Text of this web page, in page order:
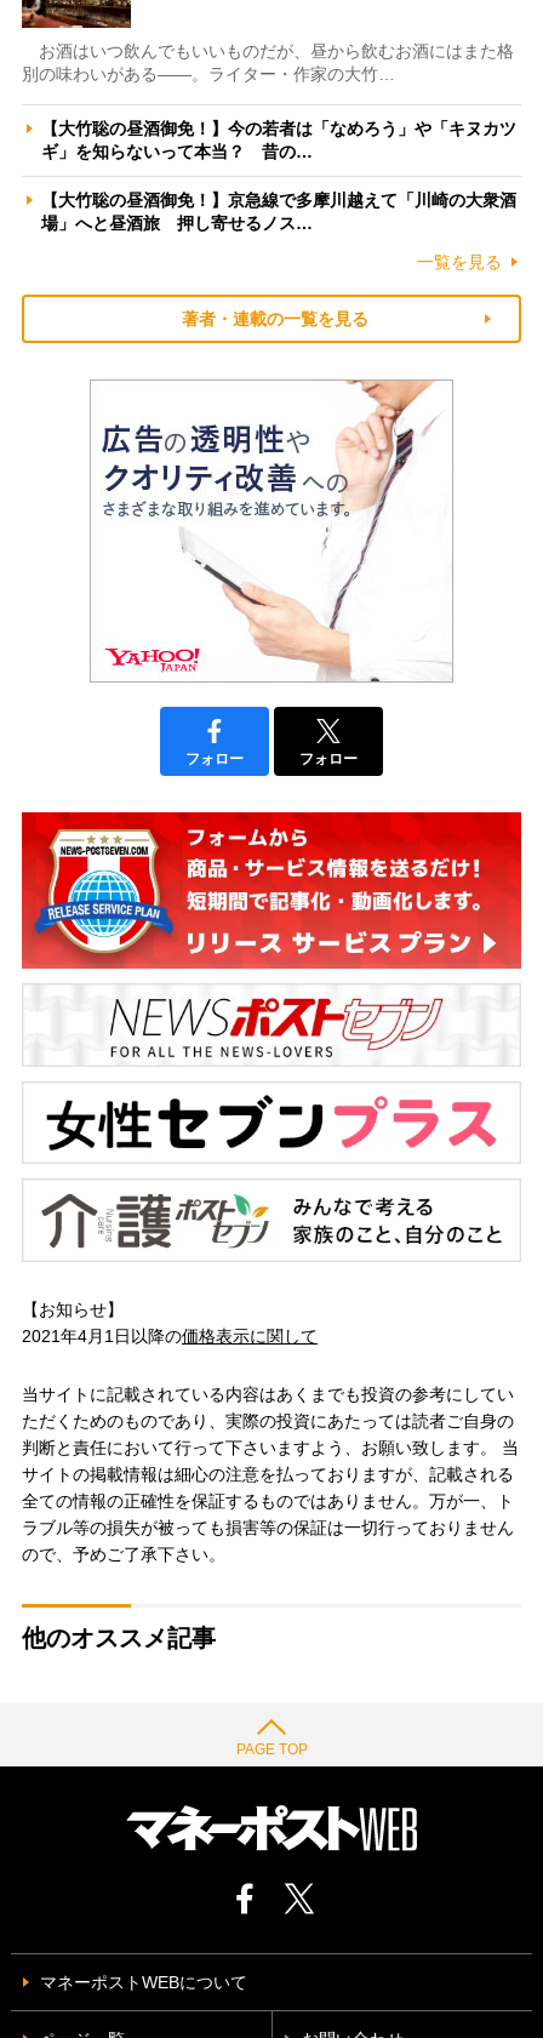
お酒はいつ飲んでもいいものだが、昼から飲むお酒にはまた格
別の味わいがある――。ライター・作家の大竹…
【大竹聡の昼酒御免！】今の若者は「なめろう」や「キヌカツ
ギ」を知らないって本当？ 昔の…
【大竹聡の昼酒御免！】京急線で多摩川越えて「川崎の大衆酒
場」へと昼酒旅 押し寄せるノス…
一覧を見る
著者・連載の一覧を見る
フォロー フォロー
【お知らせ】
2021年4月1日以降の価格表示に関して
当サイトに記載されている内容はあくまでも投資の参考にしてい
ただくためのものであり、実際の投資にあたっては読者ご自身の
判断と責任において行って下さいますよう、お願い致します。 当
サイトの掲載情報は細心の注意を払っておりますが、記載される
全ての情報の正確性を保証するものではありません。万が一、ト
ラブル等の損失が被っても損害等の保証は一切行っておりません
ので、予めご了承下さい。
他のオススメ記事
PAGE TOP
マネーポストWEBについて